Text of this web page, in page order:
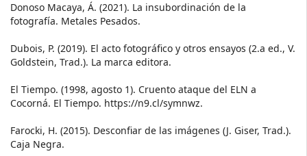
Donoso Macaya, Á. (2021). La insubordinación de la
fotografía. Metales Pesados.
Dubois, P. (2019). El acto fotográfico y otros ensayos (2.a ed., V.
Goldstein, Trad.). La marca editora.
El Tiempo. (1998, agosto 1). Cruento ataque del ELN a
Cocorná. El Tiempo. https://n9.cl/symnwz.
Farocki, H. (2015). Desconfiar de las imágenes (J. Giser, Trad.).
Caja Negra.